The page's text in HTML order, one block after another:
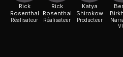
Rick
Rosenthal
Réalisateur
Rick
Rosenthal
Réalisateur
Katya
Shirokow
Producteur